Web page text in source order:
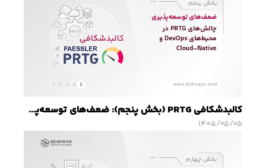
کالبدشکافی PRTG (بخش پنجم): ضعف‌های توسعه‌پذیری؛ چالش‌های PRTG در محیط‌های DevOps و Cloud-Native
۱۴۰۵/۰۵/۰۵